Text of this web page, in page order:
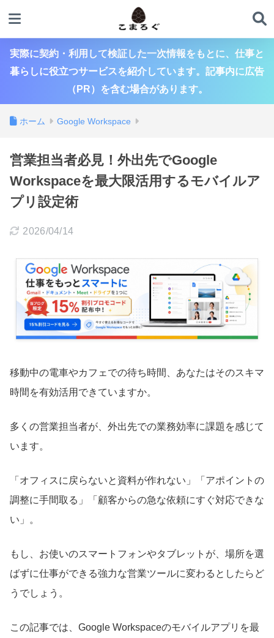
実際に契約・利用して検証した一次情報をもとに、仕事と
暮らしに役立つサービスを紹介しています。記事内に広告
（PR）を含む場合があります。
ホーム Google Workspace
営業担当者必見！外出先でGoogle
Workspaceを最大限活用するモバイルア
プリ設定術
2026/04/14
移動中の電車やカフェでの待ち時間、あなたはそのスキマ
時間を有効活用できていますか。
多くの営業担当者が、外出先での業務効率に課題を感じて
います。
「オフィスに戻らないと資料が作れない」「アポイントの
調整に手間取る」「顧客からの急な依頼にすぐ対応できな
い」。
もし、お使いのスマートフォンやタブレットが、場所を選
ばずに仕事ができる強力な営業ツールに変わるとしたらど
うでしょう。
この記事では、Google Workspaceのモバイルアプリを最